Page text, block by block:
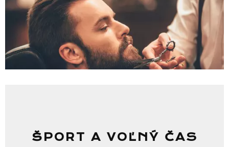
ŠPORT A VOĽNÝ ČAS